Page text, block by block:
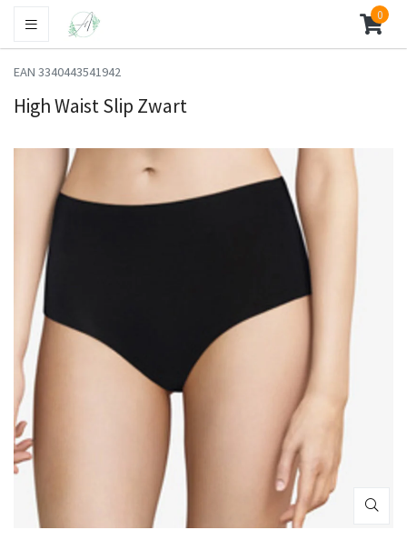
0
EAN 3340443541942
High Waist Slip Zwart